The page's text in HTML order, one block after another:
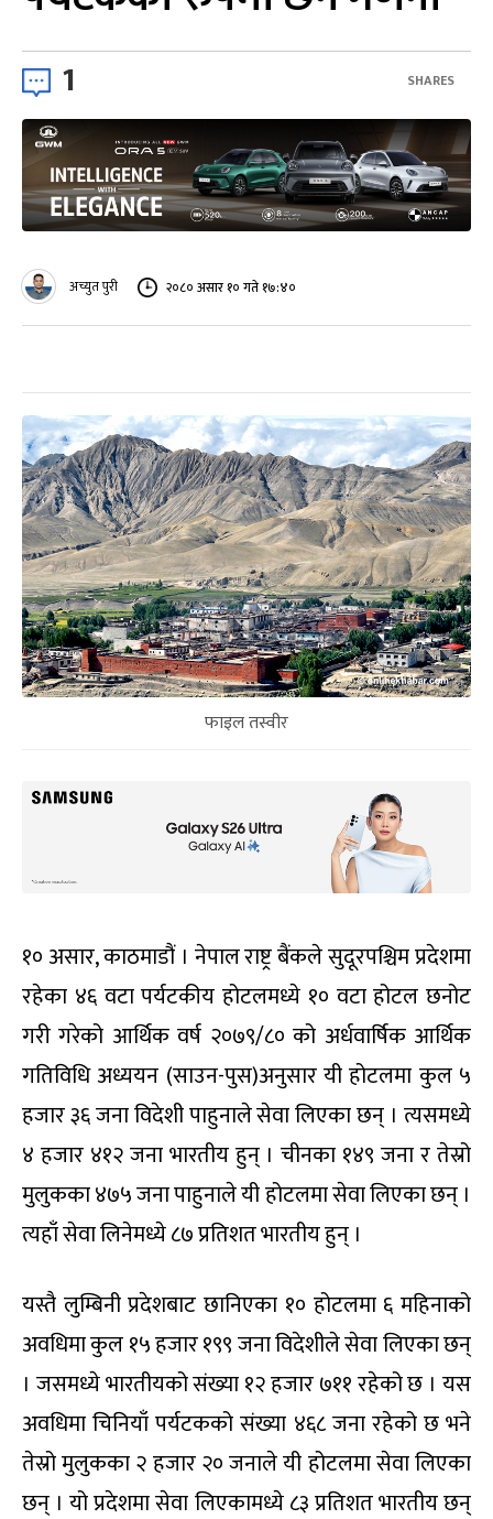
1 SHARES
अच्युत पुरी २०८० असार १० गते १७:४०
फाइल तस्वीर
१० असार, काठमाडौं । नेपाल राष्ट्र बैंकले सुदूरपश्चिम प्रदेशमा
रहेका ४६ वटा पर्यटकीय होटलमध्ये १० वटा होटल छनोट
गरी गरेको आर्थिक वर्ष २०७९/८० को अर्धवार्षिक आर्थिक
गतिविधि अध्ययन (साउन-पुस)अनुसार यी होटलमा कुल ५
हजार ३६ जना विदेशी पाहुनाले सेवा लिएका छन् । त्यसमध्ये
४ हजार ४१२ जना भारतीय हुन् । चीनका १४९ जना र तेस्रो
मुलुकका ४७५ जना पाहुनाले यी होटलमा सेवा लिएका छन् ।
त्यहाँ सेवा लिनेमध्ये ८७ प्रतिशत भारतीय हुन् ।
यस्तै लुम्बिनी प्रदेशबाट छानिएका १० होटलमा ६ महिनाको
अवधिमा कुल १५ हजार १९९ जना विदेशीले सेवा लिएका छन्
। जसमध्ये भारतीयको संख्या १२ हजार ७११ रहेको छ । यस
अवधिमा चिनियाँ पर्यटकको संख्या ४६८ जना रहेको छ भने
तेस्रो मुलुकका २ हजार २० जनाले यी होटलमा सेवा लिएका
छन् । यो प्रदेशमा सेवा लिएकामध्ये ८३ प्रतिशत भारतीय छन्